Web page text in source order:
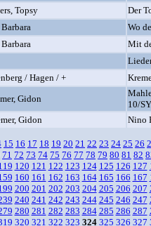
Topsy Der
Wo
Mit
/ Hagen / +
Gidon
10/
Gidon Nino
15 16 17 18 19 20 21 22 23 24 25 26
71 72 73 74 75 76 77 78 79 80 81 82
120 121 122 123 124 125 126 127
160 161 162 163 164 165 166 167
200 201 202 203 204 205 206 207
240 241 242 243 244 245 246 247
280 281 282 283 284 285 286 287
320 321 322 323 324 325 326 327